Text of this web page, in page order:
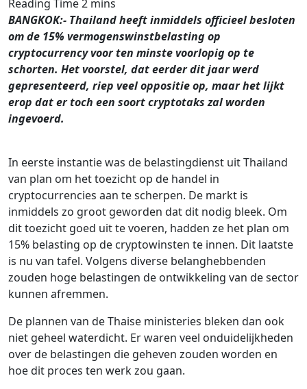
BANGKOK:- Thailand heeft inmiddels officieel besloten
om de 15% vermogenswinstbelasting op
cryptocurrency voor ten minste voorlopig op te
schorten. Het voorstel, dat eerder dit jaar werd
gepresenteerd, riep veel oppositie op, maar het lijkt
erop dat er toch een soort cryptotaks zal worden
ingevoerd.
In eerste instantie was de belastingdienst uit Thailand
van plan om het toezicht op de handel in
cryptocurrencies aan te scherpen. De markt is
inmiddels zo groot geworden dat dit nodig bleek. Om
dit toezicht goed uit te voeren, hadden ze het plan om
15% belasting op de cryptowinsten te innen. Dit laatste
is nu van tafel. Volgens diverse belanghebbenden
zouden hoge belastingen de ontwikkeling van de sector
kunnen afremmen.
De plannen van de Thaise ministeries bleken dan ook
niet geheel waterdicht. Er waren veel onduidelijkheden
over de belastingen die geheven zouden worden en
hoe dit proces ten werk zou gaan.